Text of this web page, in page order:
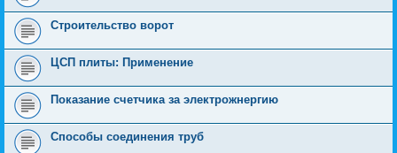
Строительство ворот
ЦСП плиты: Применение
Показание счетчика за электрожнергию
Способы соединения труб